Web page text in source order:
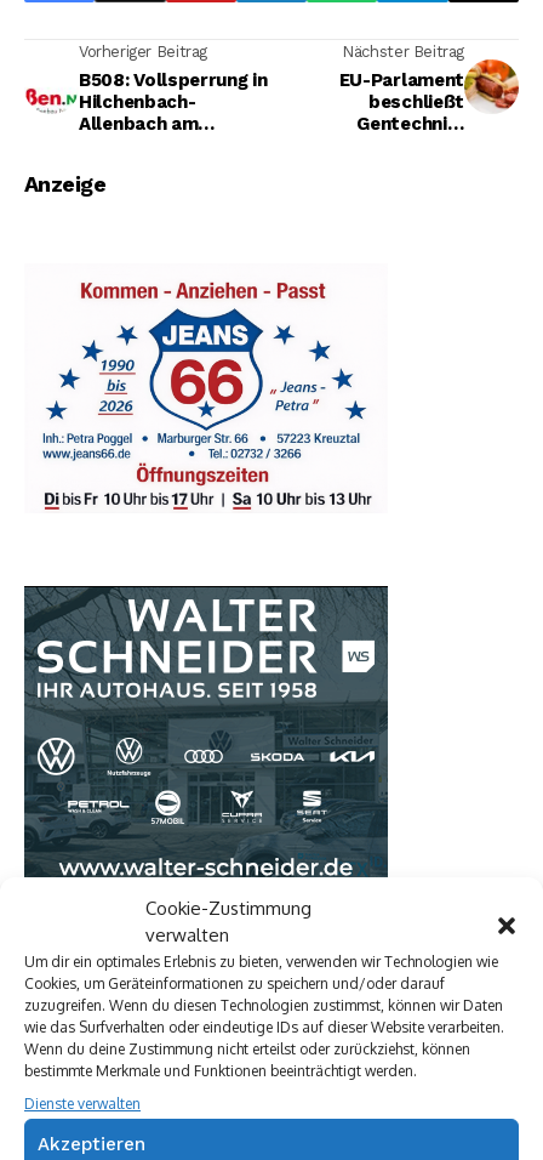
Cookie-Zustimmung
verwalten
Um dir ein optimales Erlebnis zu bieten, verwenden wir Technologien wie
Cookies, um Geräteinformationen zu speichern und/oder darauf
zuzugreifen. Wenn du diesen Technologien zustimmst, können wir Daten
wie das Surfverhalten oder eindeutige IDs auf dieser Website verarbeiten.
Wenn du deine Zustimmung nicht erteilst oder zurückziehst, können
bestimmte Merkmale und Funktionen beeinträchtigt werden.
Dienste verwalten
Akzeptieren
Vorheriger Beitrag
B508: Vollsperrung in
Hilchenbach-
Allenbach am
Nächster Beitrag
EU-Parlament
beschließt
Gentechnik-
Anzeige